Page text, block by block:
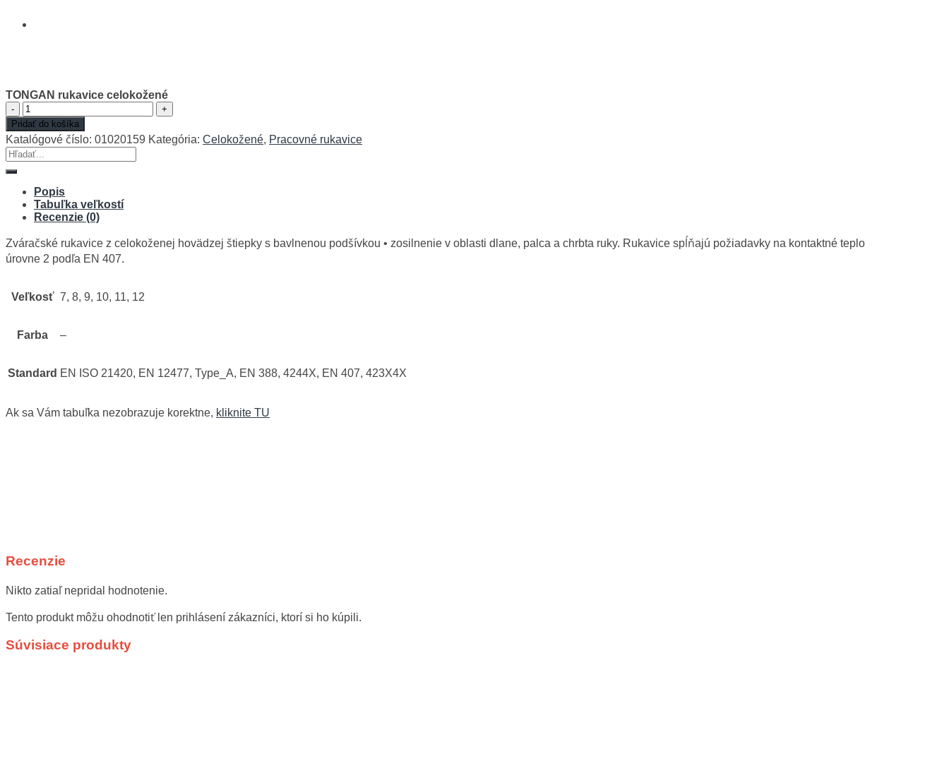
TONGAN rukavice celokožené
množstvo
TONGAN
rukavice
celokožené
Pridať do košíka
Katalógové číslo: 01020159 Kategória: Celokožené, Pracovné rukavice
Hľadať:
Popis
Tabuľka veľkostí
Recenzie (0)
Zváračské rukavice z celokoženej hovädzej štiepky s bavlnenou podšívkou • zosilnenie v oblasti dlane, palca a chrbta ruky. Rukavice spĺňajú požiadavky na kontaktné teplo
úrovne 2 podľa EN 407.
Veľkosť 7, 8, 9, 10, 11, 12
Farba –
Standard EN ISO 21420, EN 12477, Type_A, EN 388, 4244X, EN 407, 423X4X
Ak sa Vám tabuľka nezobrazuje korektne, kliknite TU
Recenzie
Nikto zatiaľ nepridal hodnotenie.
Tento produkt môžu ohodnotiť len prihlásení zákazníci, ktorí si ho kúpili.
Súvisiace produkty